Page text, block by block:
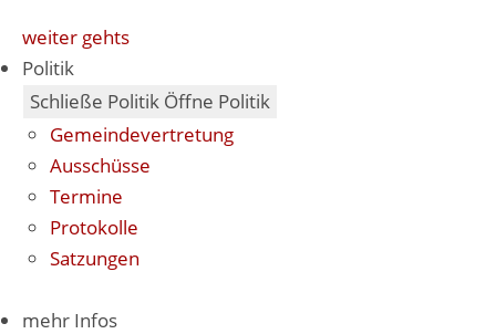
weiter gehts
Politik
Schließe Politik Öffne Politik
Gemeindevertretung
Ausschüsse
Termine
Protokolle
Satzungen
mehr Infos